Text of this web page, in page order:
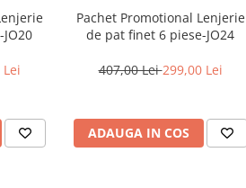
Pachet Promotional Lenjerie
de pat finet 6 piese-JO24
407,00 Lei299,00 Lei
ADAUGA IN COS